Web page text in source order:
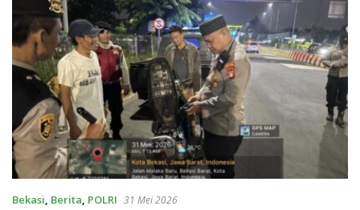
Bekasi, Berita, POLRI 31 Mei 2026